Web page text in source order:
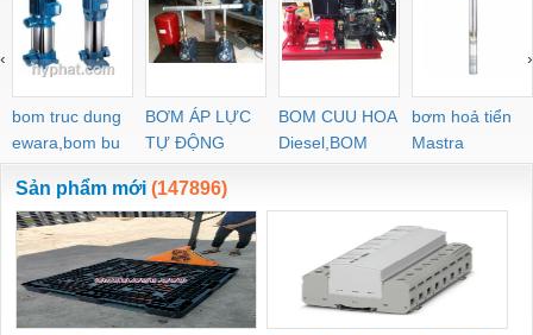
bom truc dung
ewara,bom bu
ewara
BƠM ÁP LỰC
TỰ ĐỘNG
BOM CUU HOA
Diesel,BOM
CHUA CHAY
bơm hoả tiển
Mastra
‹ ›
Sản phẩm mới (147896)